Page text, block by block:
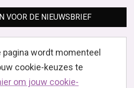
VOOR DE NIEUWSBRIEF
pagina wordt momenteel
cookie-keuzes te
om jouw cookie-